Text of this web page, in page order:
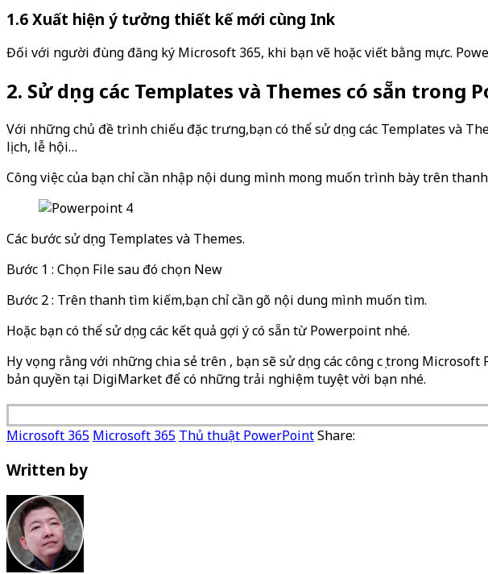
1.6 Xuất hiện ý tưởng thiết kế mới cùng Ink
Đối với người đùng đăng ký Microsoft 365, khi bạn vẽ hoặc viết bằng mực.
2. Sử dụng các Templates và Themes có sẵn trong
Với những chủ đề trình chiếu đặc trưng,bạn có thể sử dụng các Templates và
lịch, lễ hội…
Công việc của bạn chỉ cần nhập nội dung mình mong muốn trình bày trên
Các bước sử dụng Templates và Themes.
Bước 1 : Chọn File sau đó chọn New
Bước 2 : Trên thanh tìm kiếm,bạn chỉ cần gõ nội dung mình muốn tìm.
Hoặc bạn có thể sử dụng các kết quả gợi ý có sẵn từ Powerpoint nhé.
Hy vọng rằng với những chia sẻ trên , bạn sẽ sử dụng các công cụ trong
bản quyền tại DigiMarket để có những trải nghiệm tuyệt vời bạn nhé.
Microsoft 365 Microsoft 365 Thủ thuật PowerPointShare:
Written by